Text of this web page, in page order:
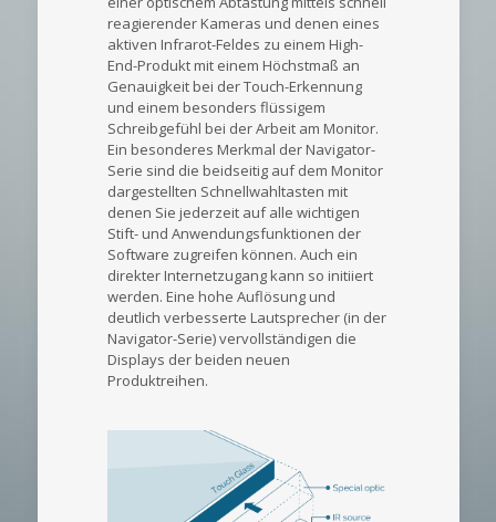
reagierender Kameras und denen eines
aktiven Infrarot-Feldes zu einem High-
End-Produkt mit einem Höchstmaß an
Genauigkeit bei der Touch-Erkennung
und einem besonders flüssigem
Schreibgefühl bei der Arbeit am Monitor.
Ein besonderes Merkmal der Navigator-
Serie sind die beidseitig auf dem Monitor
dargestellten Schnellwahltasten mit
denen Sie jederzeit auf alle wichtigen
Stift- und Anwendungsfunktionen der
Software zugreifen können. Auch ein
direkter Internetzugang kann so initiiert
werden. Eine hohe Auflösung und
deutlich verbesserte Lautsprecher (in der
Navigator-Serie) vervollständigen die
Displays der beiden neuen
Produktreihen.